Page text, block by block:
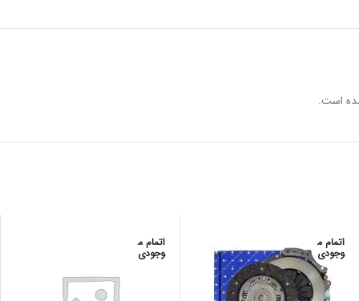
است.
اتمام م
وجودی
اتمام م
وجودی